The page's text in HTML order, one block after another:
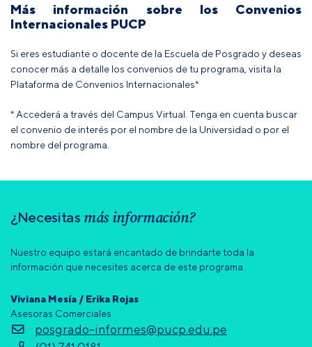
Más información sobre los Convenios
Internacionales PUCP
Si eres estudiante o docente de la Escuela de Posgrado y deseas
conocer más a detalle los convenios de tu programa, visita la
Plataforma de Convenios Internacionales*
* Accederá a través del Campus Virtual. Tenga en cuenta buscar
el convenio de interés por el nombre de la Universidad o por el
nombre del programa.
¿Necesitas más información?
Nuestro equipo estará encantado de brindarte toda la
información que necesites acerca de este programa.
Viviana Mesía / Erika Rojas
Asesoras Comerciales
posgrado-informes@pucp.edu.pe